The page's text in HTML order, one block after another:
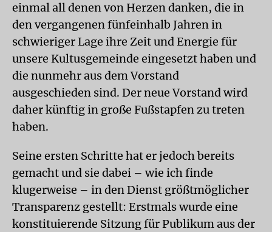
einmal all denen von Herzen danken, die in
den vergangenen fünfeinhalb Jahren in
schwieriger Lage ihre Zeit und Energie für
unsere Kultusgemeinde eingesetzt haben und
die nunmehr aus dem Vorstand
ausgeschieden sind. Der neue Vorstand wird
daher künftig in große Fußstapfen zu treten
haben.
Seine ersten Schritte hat er jedoch bereits
gemacht und sie dabei – wie ich finde
klugerweise – in den Dienst größtmöglicher
Transparenz gestellt: Erstmals wurde eine
konstituierende Sitzung für Publikum aus der